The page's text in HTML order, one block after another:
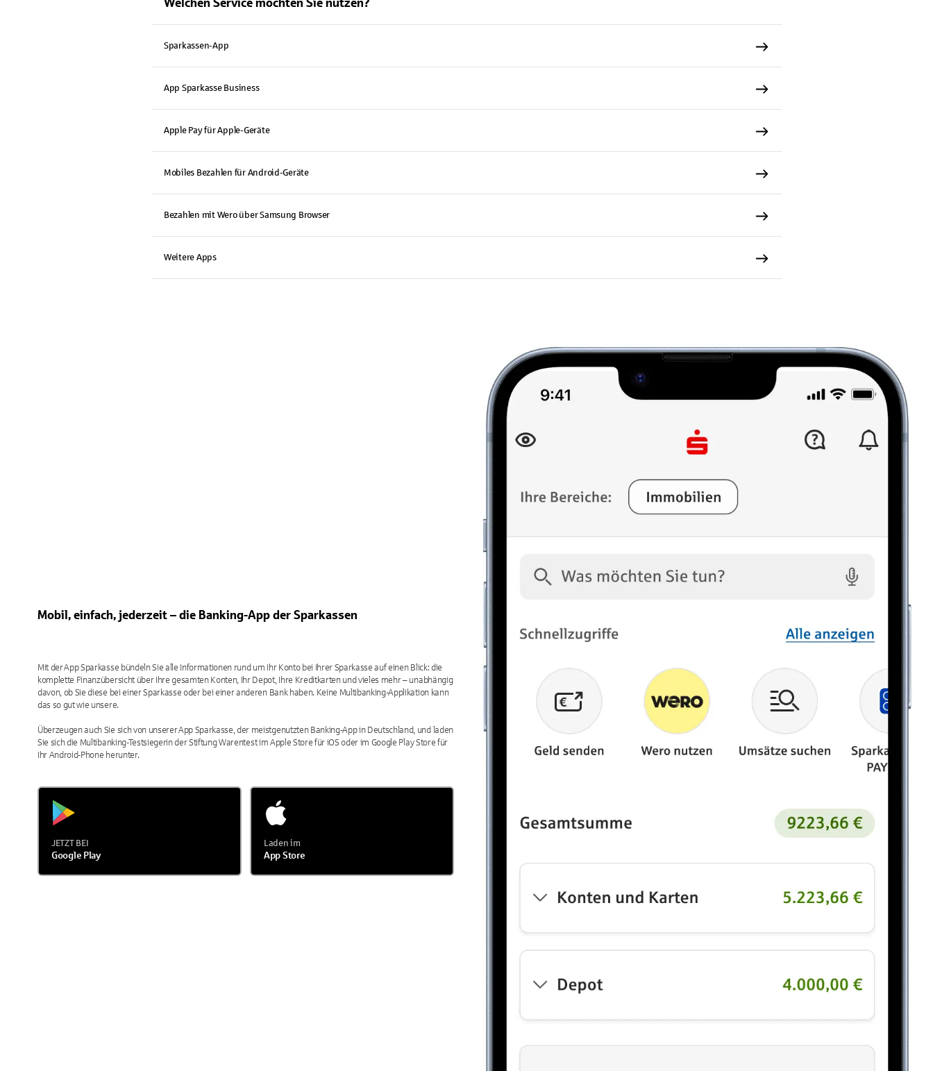
Welchen Service möchten Sie nutzen?
Sparkassen-App
App Sparkasse Business
Apple Pay für Apple-Geräte
Mobiles Bezahlen für Android-Geräte
Bezahlen mit Wero über Samsung Browser
Weitere Apps
Mobil, einfach, jederzeit – die Banking-App der Sparkassen
Mit der App Sparkasse bündeln Sie alle Informationen rund um Ihr Konto bei Ihrer Sparkasse auf einen Blick: die
komplette Finanzübersicht über Ihre gesamten Konten, Ihr Depot, Ihre Kreditkarten und vieles mehr – unabhängig
davon, ob Sie diese bei einer Sparkasse oder bei einer anderen Bank haben. Keine Multibanking-Applikation kann
das so gut wie unsere.
Überzeugen auch Sie sich von unserer App Sparkasse, der meistgenutzten Banking-App in Deutschland, und laden
Sie sich die Multibanking-Testsiegerin der Stiftung Warentest im Apple Store für iOS oder im Google Play Store für
Ihr Android-Phone herunter.
JETZT BEI
Google Play
Laden im
App Store